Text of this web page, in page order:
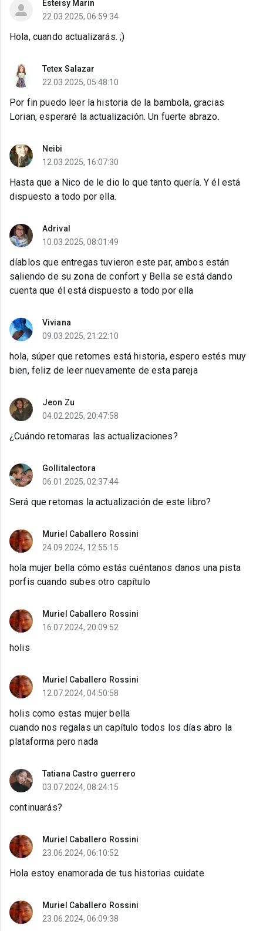
Esteisy Marin
22.03.2025, 06:59:34
Hola, cuando actualizarás. ;)
Tetex Salazar
22.03.2025, 05:48:10
Por fin puedo leer la historia de la bambola, gracias
Lorian, esperaré la actualización. Un fuerte abrazo.
Neibi
12.03.2025, 16:07:30
Hasta que a Nico de le dio lo que tanto quería. Y él está
dispuesto a todo por ella.
Adrival
10.03.2025, 08:01:49
díablos que entregas tuvieron este par, ambos están
saliendo de su zona de confort y Bella se está dando
cuenta que él está dispuesto a todo por ella
Viviana
09.03.2025, 21:22:10
hola, súper que retomes está historia, espero estés muy
bien, feliz de leer nuevamente de esta pareja
Jeon Zu
04.02.2025, 20:47:58
¿Cuándo retomaras las actualizaciones?
Gollitalectora
06.01.2025, 02:37:44
Será que retomas la actualización de este libro?
Muriel Caballero Rossini
24.09.2024, 12:55:15
hola mujer bella cómo estás cuéntanos danos una pista
porfis cuando subes otro capítulo
Muriel Caballero Rossini
16.07.2024, 20:09:52
holis
Muriel Caballero Rossini
12.07.2024, 04:50:58
holis como estas mujer bella
cuando nos regalas un capítulo todos los días abro la
plataforma pero nada
Tatiana Castro guerrero
03.07.2024, 08:24:15
continuarás?
Muriel Caballero Rossini
23.06.2024, 06:10:52
Hola estoy enamorada de tus historias cuidate
Muriel Caballero Rossini
23.06.2024, 06:09:38